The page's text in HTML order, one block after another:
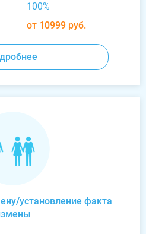
100%
от 10999 руб.
установление факта